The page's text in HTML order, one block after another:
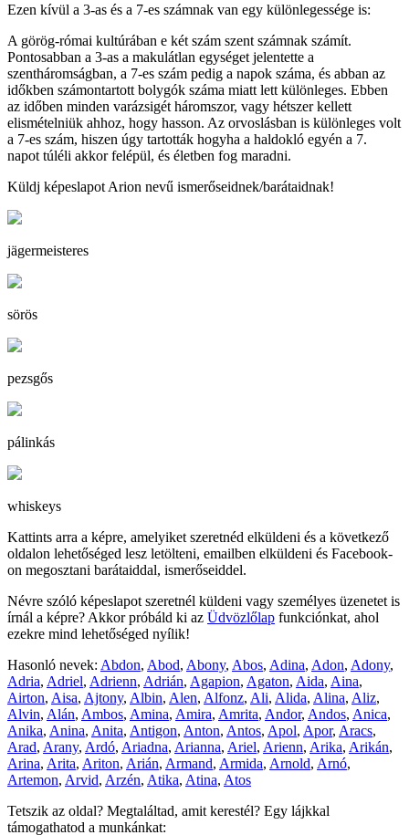
Ezen kívül a 3-as és a 7-es számnak van egy különlegessége is:
A görög-római kultúrában e két szám szent számnak számít.
Pontosabban a 3-as a makulátlan egységet jelentette a
szentháromságban, a 7-es szám pedig a napok száma, és abban az
időkben számontartott bolygók száma miatt lett különleges. Ebben
az időben minden varázsigét háromszor, vagy hétszer kellett
elismételniük ahhoz, hogy hasson. Az orvoslásban is különleges volt
a 7-es szám, hiszen úgy tartották hogyha a haldokló egyén a 7.
napot túléli akkor felépül, és életben fog maradni.
Küldj képeslapot Arion nevű ismerőseidnek/barátaidnak!
jägermeisteres
sörös
pezsgős
pálinkás
whiskeys
Kattints arra a képre, amelyiket szeretnéd elküldeni és a következő
oldalon lehetőséged lesz letölteni, emailben elküldeni és Facebook-
on megosztani barátaiddal, ismerőseiddel.
Névre szóló képeslapot szeretnél küldeni vagy személyes üzenetet is
írnál a képre? Akkor próbáld ki az Üdvözlőlap funkciónkat, ahol
ezekre mind lehetőséged nyílik!
Hasonló nevek: Abdon, Abod, Abony, Abos, Adina, Adon, Adony,
Adria, Adriel, Adrienn, Adrián, Agapion, Agaton, Aida, Aina,
Airton, Aisa, Ajtony, Albin, Alen, Alfonz, Ali, Alida, Alina, Aliz,
Alvin, Alán, Ambos, Amina, Amira, Amrita, Andor, Andos, Anica,
Anika, Anina, Anita, Antigon, Anton, Antos, Apol, Apor, Aracs,
Arad, Arany, Ardó, Ariadna, Arianna, Ariel, Arienn, Arika, Arikán,
Arina, Arita, Ariton, Arián, Armand, Armida, Arnold, Arnó,
Artemon, Arvid, Arzén, Atika, Atina, Atos
Tetszik az oldal? Megtaláltad, amit kerestél? Egy lájkkal
támogathatod a munkánkat: